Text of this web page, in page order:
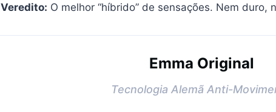
Veredito: O melhor “híbrido” de sensações. Nem duro,
Emma Original
Tecnologia Alemã Anti-